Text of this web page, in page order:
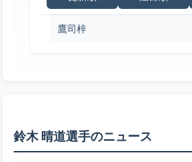
鷹司梓
鈴木 晴道選手のニュース